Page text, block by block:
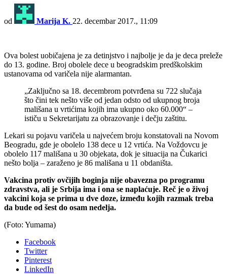
od Marija K. 22. decembar 2017., 11:09
Ova bolest uobičajena je za detinjstvo i najbolje je da je deca preleže
do 13. godine. Broj obolele dece u beogradskim predškolskim
ustanovama od varičela nije alarmantan.
„Zaključno sa 18. decembrom potvrđena su 722 slučaja
što čini tek nešto više od jedan odsto od ukupnog broja
mališana u vrtićima kojih ima ukupno oko 60.000“ –
ističu u Sekretarijatu za obrazovanje i dečju zaštitu.
Lekari su pojavu varičela u najvećem broju konstatovali na Novom
Beogradu, gde je obolelo 138 dece u 12 vrtića. Na Voždovcu je
obolelo 117 mališana u 30 objekata, dok je situacija na Čukarici
nešto bolja – zaraženo je 86 mališana u 11 obdaništa.
Vakcina protiv ovčijih boginja nije obavezna po programu
zdravstva, ali je Srbija ima i ona se naplaćuje. Reč je o živoj
vakcini koja se prima u dve doze, između kojih razmak treba
da bude od šest do osam nedelja.
(Foto: Yumama)
Facebook
Twitter
Pinterest
LinkedIn